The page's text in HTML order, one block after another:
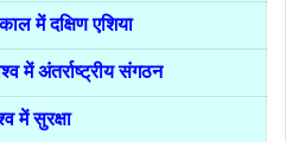
में दक्षिण एशिया
में अंतर्राष्ट्रीय संगठन
में सुरक्षा